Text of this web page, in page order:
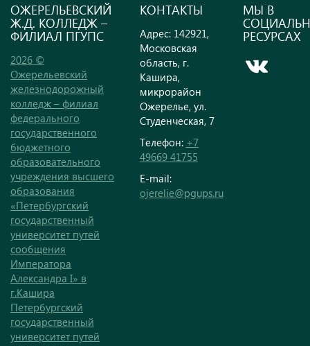
ОЖЕРЕЛЬЕВСКИЙ
Ж.Д. КОЛЛЕДЖ –
ФИЛИАЛ ПГУПС
2026 ©
Ожерельевский
железнодорожный
колледж – филиал
федерального
государственного
бюджетного
образовательного
учреждения высшего
образования
«Петербургский
государственный
университет путей
сообщения
Императора
Александра I» в
г.Кашира
Петербургский
государственный
университет путей
КОНТАКТЫ
Адрес: 142921,
Московская
область, г.
Кашира,
микрорайон
Ожерелье, ул.
Студенческая, 7
Телефон: +7
49669 41755
E-mail:
ojerelie@pgups.ru
МЫ В
РЕСУРСАХ